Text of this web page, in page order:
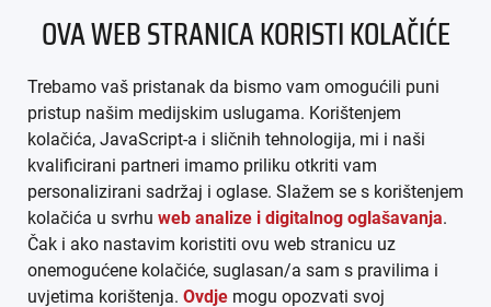
IMPRESSUM
AGB
DATENSCHUTZ
MEDIADATEN
ARHIVA (PDF)
OVA WEB STRANICA KORISTI KOLAČIĆE
Trebamo vaš pristanak da bismo vam omogućili puni
pristup našim medijskim uslugama. Korištenjem
kolačića, JavaScript-a i sličnih tehnologija, mi i naši
kvalificirani partneri imamo priliku otkriti vam
personalizirani sadržaj i oglase. Slažem se s korištenjem
kolačića u svrhu web analize i digitalnog oglašavanja.
Čak i ako nastavim koristiti ovu web stranicu uz
onemogućene kolačiće, suglasan/a sam s pravilima i
uvjetima korištenja. Ovdje mogu opozvati svoj